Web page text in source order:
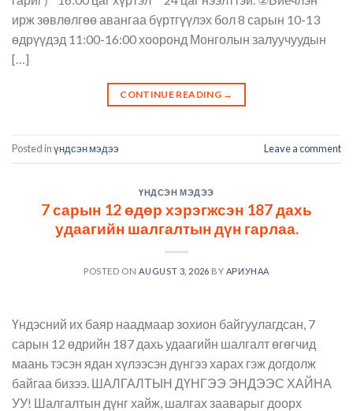
ирж зөвлөлгөө авангаа бүртгүүлэх бол 8 сарын 10-13
өдрүүдэд 11:00-16:00 хооронд Монголын залуучуудын
[…]
CONTINUE READING →
Posted inүндсэн мэдээ Leave a comment
ҮНДСЭН МЭДЭЭ
7 сарын 12 өдөр хэрэгжсэн 187 дахь
удаагийн шалгалтын дүн гарлаа.
POSTED ON AUGUST 3, 2026 BY АРИУНАА
Үндэсний их баяр наадмаар зохион байгуулагдсан, 7
сарын 12 өдрийн 187 дахь удаагийн шалгалт өгөгчид
маань тэсэн ядан хүлээсэн дүнгээ харах гэж догдолж
байгаа бизээ. ШАЛГАЛТЫН ДҮНГЭЭ ЭНДЭЭС ХАЙНА
УУ! Шалгалтын дүнг хайж, шалгах зааварыг доорх